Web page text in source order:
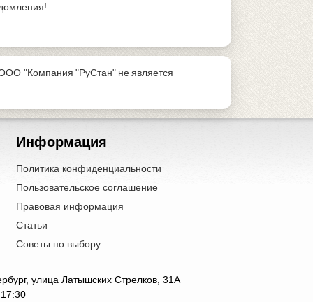
"Компания "РуСтан" не является
Информация
Политика конфиденциальности
Пользовательское соглашение
Правовая информация
Статьи
Советы по выбору
улица Латышских Стрелков, 31А